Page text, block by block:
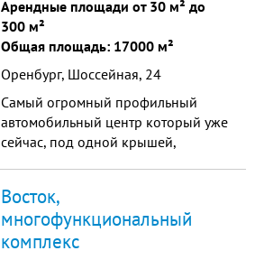
Арендные площади от 30 м² до
300 м²
Общая площадь: 17000 м²
Оренбург, Шоссейная, 24
Самый огромный профильный
автомобильный центр который уже
сейчас, под одной крышей,
сервисных зон.
Восток,
многофункциональный
комплекс